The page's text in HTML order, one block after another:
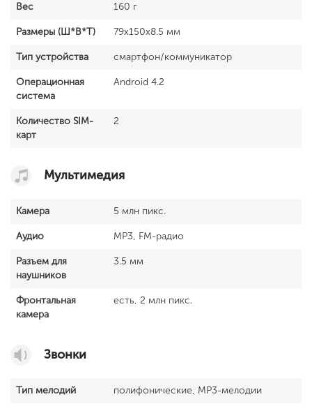
Вес 160 г
Размеры (Ш*В*Т) 79x150x8.5 мм
Тип устройства смартфон/коммуникатор
Операционная
система
Android 4.2
Количество SIM-
карт
2
Мультимедия
Камера 5 млн пикс.
Аудио MP3, FM-радио
Разъем для
наушников
3.5 мм
Фронтальная
камера
есть, 2 млн пикс.
Звонки
Тип мелодий полифонические, MP3-мелодии